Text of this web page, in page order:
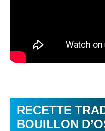
RECETTE
BOUILLON